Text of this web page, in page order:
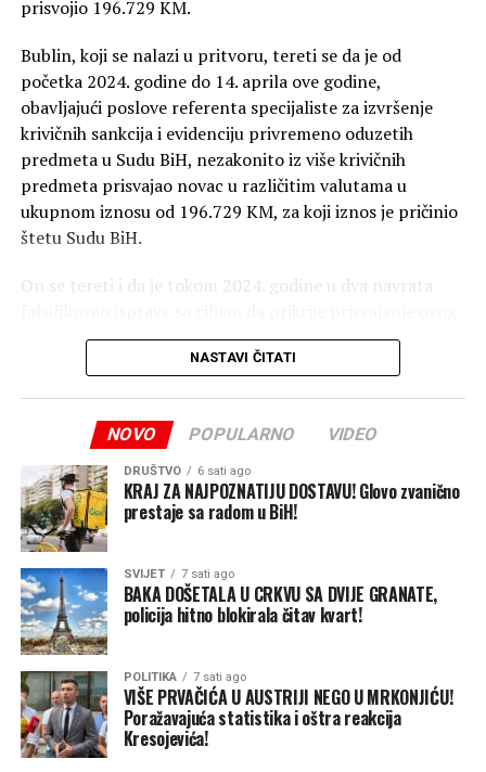
prisvojio 196.729 KM.
Bublin, koji se nalazi u pritvoru, tereti se da je od
početka 2024. godine do 14. aprila ove godine,
obavljajući poslove referenta specijaliste za izvršenje
krivičnih sankcija i evidenciju privremeno oduzetih
predmeta u Sudu BiH, nezakonito iz više krivičnih
predmeta prisvajao novac u različitim valutama u
ukupnom iznosu od 196.729 KM, za koji iznos je pričinio
štetu Sudu BiH.
On se tereti i da je tokom 2024. godine u dva navrata
novca, saopšteno je iz Tužilaštva BiH.
NASTAVI ČITATI
NOVO POPULARNO VIDEO
DRUŠTVO 6 sati ago
KRAJ ZA NAJPOZNATIJU DOSTAVU! Glovo zvanično
prestaje sa radom u BiH!
SVIJET 7 sati ago
BAKA DOŠETALA U CRKVU SA DVIJE GRANATE,
policija hitno blokirala čitav kvart!
POLITIKA 7 sati ago
VIŠE PRVAČIĆA U AUSTRIJI NEGO U MRKONJIĆU!
Poražavajuća statistika i oštra reakcija
Kresojevića!